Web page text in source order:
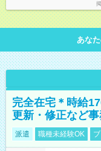
あな
完全在宅＊時給
更新・修正など
派遣 職種未経験OK